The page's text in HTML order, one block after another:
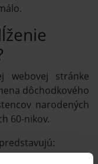
webovej stránke
dôchodkového
narodených
60-nikov.